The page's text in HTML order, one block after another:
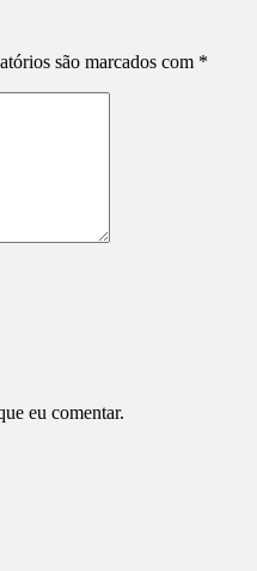
são marcados com *
eu comentar.